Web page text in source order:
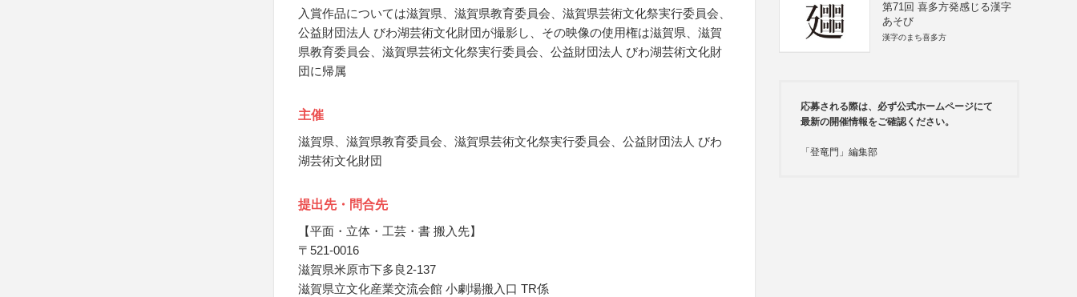
入賞作品については滋賀県、滋賀県教育委員会、滋賀県芸術文化祭実行委員会、
公益財団法人 びわ湖芸術文化財団が撮影し、その映像の使用権は滋賀県、滋賀
県教育委員会、滋賀県芸術文化祭実行委員会、公益財団法人 びわ湖芸術文化財
団に帰属
主催
滋賀県、滋賀県教育委員会、滋賀県芸術文化祭実行委員会、公益財団法人 びわ
湖芸術文化財団
提出先・問合先
【平面・立体・工芸・書 搬入先】
〒521-0016
滋賀県米原市下多良2-137
滋賀県立文化産業交流会館 小劇場搬入口 TR係
第71回 喜多方発感じる漢字
あそび
漢字のまち喜多方
応募される際は、必ず公式ホームページにて
最新の開催情報をご確認ください。
「登竜門」編集部